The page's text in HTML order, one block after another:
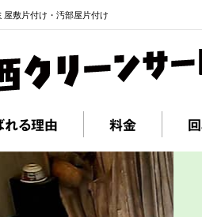
屋敷片付け・汚部屋片付け
れる理由 料金